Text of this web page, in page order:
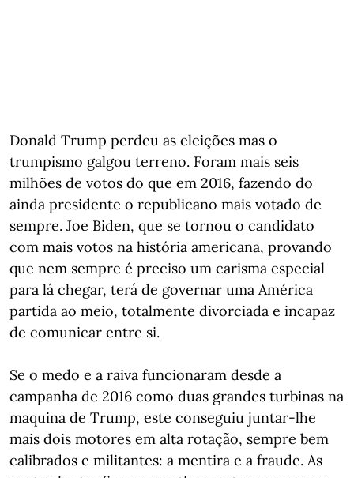
Donald Trump perdeu as eleições mas o
trumpismo galgou terreno. Foram mais seis
milhões de votos do que em 2016, fazendo do
ainda presidente o republicano mais votado de
sempre. Joe Biden, que se tornou o candidato
com mais votos na história americana, provando
que nem sempre é preciso um carisma especial
para lá chegar, terá de governar uma América
partida ao meio, totalmente divorciada e incapaz
de comunicar entre si.
Se o medo e a raiva funcionaram desde a
campanha de 2016 como duas grandes turbinas na
maquina de Trump, este conseguiu juntar-lhe
mais dois motores em alta rotação, sempre bem
calibrados e militantes: a mentira e a fraude. As